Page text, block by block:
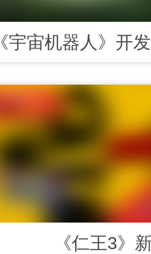
《宇宙机器人》开
发布神秘
《仁王3》